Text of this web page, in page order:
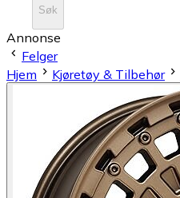
Søk
Annonse
Felger
Hjem
Kjøretøy & Tilbehør